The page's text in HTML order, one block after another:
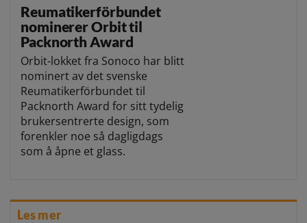
Reumatikerförbundet
nominerer Orbit til
Packnorth Award
Orbit-lokket fra Sonoco har blitt
nominert av det svenske
Reumatikerförbundet til
Packnorth Award for sitt tydelig
brukersentrerte design, som
forenkler noe så dagligdags
som å åpne et glass.
Les mer